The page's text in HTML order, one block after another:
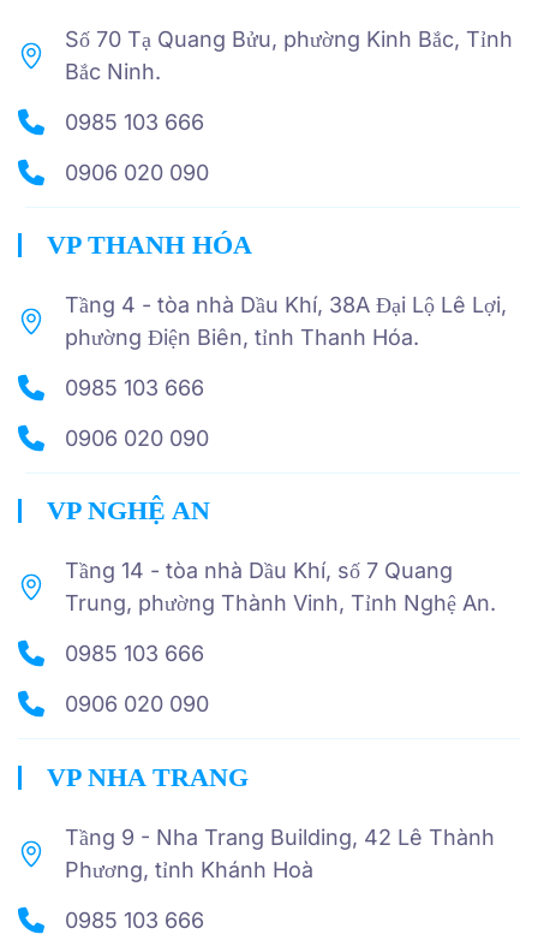
Số 70 Tạ Quang Bửu, phường Kinh Bắc, Tỉnh
Bắc Ninh.
0985 103 666
0906 020 090
VP THANH HÓA
Tầng 4 - tòa nhà Dầu Khí, 38A Đại Lộ Lê Lợi,
phường Điện Biên, tỉnh Thanh Hóa.
0985 103 666
0906 020 090
VP NGHỆ AN
Tầng 14 - tòa nhà Dầu Khí, số 7 Quang
Trung, phường Thành Vinh, Tỉnh Nghệ An.
0985 103 666
0906 020 090
VP NHA TRANG
Tầng 9 - Nha Trang Building, 42 Lê Thành
Phương, tỉnh Khánh Hoà
0985 103 666